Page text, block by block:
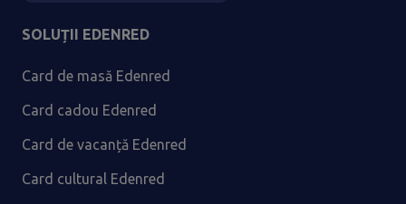
SOLUȚII EDENRED
Card de masă Edenred
Card cadou Edenred
Card de vacanță Edenred
Card cultural Edenred